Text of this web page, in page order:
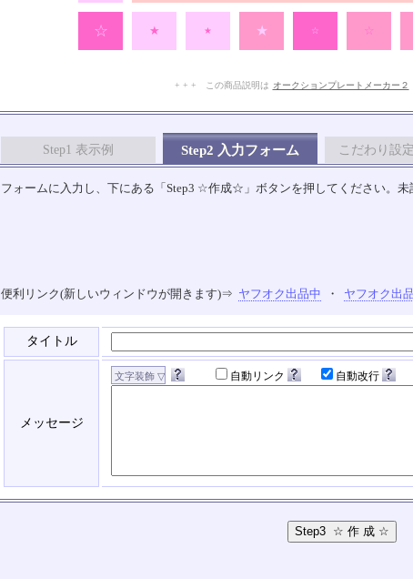
☆ ★ ★ ★ ☆ ☆
+ + + この商品説明は オークションプレートメーカー２
Step1 表示例 Step2 入力フォーム こだわり設定
フォームに入力し、下にある「Step3 ☆作成☆」ボタンを押してください。未
便利リンク(新しいウィンドウが開きます)⇒ ヤフオク出品中 ・ ヤフオク出
タイトル
メッセージ
自動リンク 自動改行